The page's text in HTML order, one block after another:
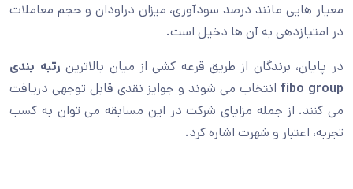
معیار هایی مانند درصد سودآوری، میزان دراودان و حجم معاملات
در امتیازدهی به آن ها دخیل است.
در پایان، برندگان از طریق قرعه کشی از میان بالاترین رتبه بندی
fibo group انتخاب می شوند و جوایز نقدی قابل توجهی دریافت
می کنند. از جمله مزایای شرکت در این مسابقه می توان به کسب
تجربه، اعتبار و شهرت اشاره کرد.